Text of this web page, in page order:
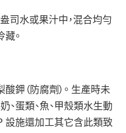
司水或果汁中，混合均勻
。
鉀（防腐劑）。 生產時未
、蛋類、魚、甲殼類水生動
設施還加工其它含此類致